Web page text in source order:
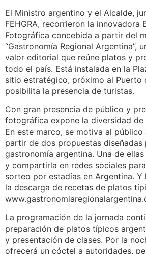
El Ministro argentino y el Alcalde,
FEHGRA, recorrieron la innovadora
Fotográfica concebida a partir del
“Gastronomía Regional Argentina”,
valor editorial que reúne platos y
todo el país. Está instalada en la
sitio estratégico, próximo al Puerto
posibilita la presencia de turistas.
Con gran presencia de público y
fotográfica expone la diversidad de
En este marco, se motiva al público
partir de dos propuestas diseñadas
gastronomía argentina. Una de
y compartirla en redes sociales
sorteo por estadías en Argentina. Y
la descarga de recetas de platos
La programación de la jornada
preparación de platos típicos
y presentación de clases. Por la
ofrecerá un cóctel a autoridades,